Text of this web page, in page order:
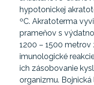
hypotonickej
ºC. Akratoterma
prameňov s
1200 – 1500
imunologické
ich zásobovanie
organizmu.